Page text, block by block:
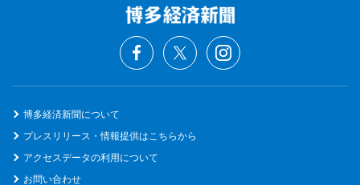
博多経済新聞について
プレスリリース・情報提供はこちらから
アクセスデータの利用について
お問い合わせ